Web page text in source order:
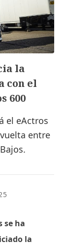
la
con el
600
el eActros
entre
se ha
la